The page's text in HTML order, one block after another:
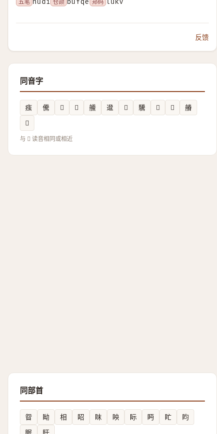
五笔 hudi 仓颉 bufqe 郑码 lukv
反馈
同音字
痋 儯 𬧃 𠗑 䲍 邆 𲫃 驣 𦢘 𦡎
䒅
𢟱
与 𥉋 读音相同或相近
同部首
眢 眑 相 眧 眜 眏 眎 眄 盳
盷